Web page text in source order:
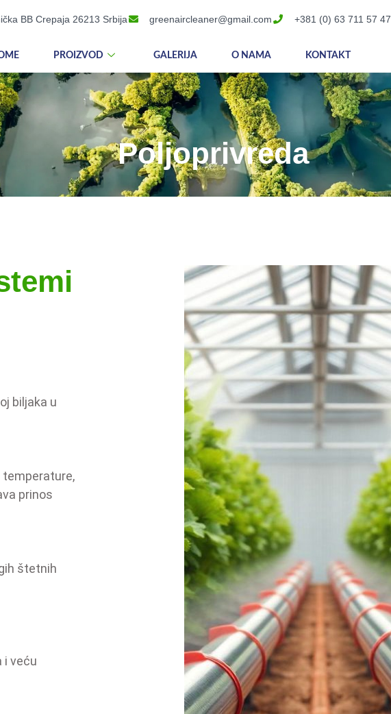
BB Crepaja 26213 Srbija greenaircleaner@gmail.com +381 (0) 63 711 57 47
PROIZVOD GALERIJA O NAMA KONTAKT
Poljoprivreda
biljaka u
temperature,
prinos
štetnih
i veću